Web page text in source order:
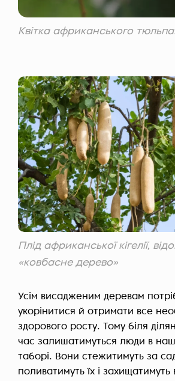
Квітка африканського
Плід африканської кігелії,
«ковбасне дерево»
Усім висадженим деревам
укорінитися й отримати все
здорового росту. Тому біля
час залишатимуться люди в
таборі. Вони стежитимуть за
поливатимуть їх і захищатимуть